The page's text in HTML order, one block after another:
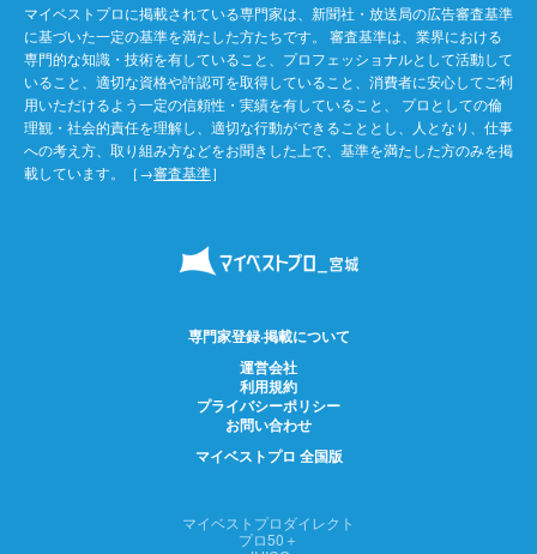
マイベストプロに掲載されている専門家は、新聞社・放送局の広告審査基準
に基づいた一定の基準を満たした方たちです。 審査基準は、業界における
専門的な知識・技術を有していること、プロフェッショナルとして活動して
いること、適切な資格や許認可を取得していること、消費者に安心してご利
用いただけるよう一定の信頼性・実績を有していること、 プロとしての倫
理観・社会的責任を理解し、適切な行動ができることとし、人となり、仕事
への考え方、取り組み方などをお聞きした上で、基準を満たした方のみを掲
載しています。［→審査基準］
専門家登録·掲載について
運営会社
利用規約
プライバシーポリシー
お問い合わせ
マイベストプロ 全国版
マイベストプロダイレクト
プロ50＋